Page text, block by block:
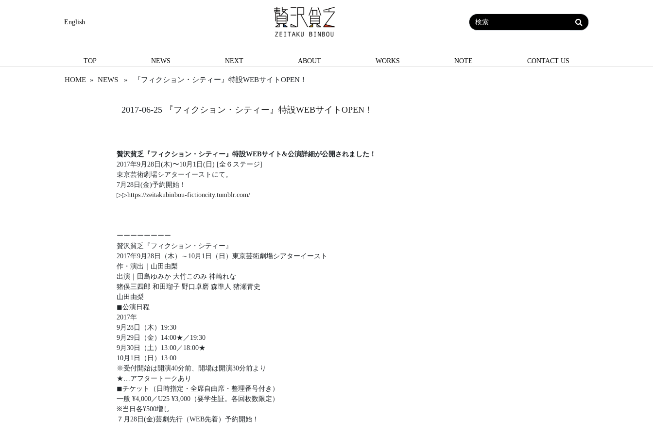
English
TOP NEWS NEXT ABOUT WORKS NOTE CONTACT US
HOME » NEWS » 『フィクション・シティー』特設WEBサイトOPEN！
2017-06-25 『フィクション・シティー』特設WEBサイトOPEN！
贅沢貧乏『フィクション・シティー』特設WEBサイト&公演詳細が公開されました！
2017年9月28日(木)〜10月1日(日) [全６ステージ]
東京芸術劇場シアターイーストにて。
7月28日(金)予約開始！
▷▷https://zeitakubinbou-fictioncity.tumblr.com/
ーーーーーーーー
贅沢貧乏『フィクション・シティー』
2017年9月28日（木）～10月1日（日）東京芸術劇場シアターイースト
作・演出｜山田由梨
出演｜田島ゆみか 大竹このみ 神崎れな
猪俣三四郎 和田瑠子 野口卓磨 森準人 猪瀬青史
山田由梨
◼公演日程
2017年
9月28日（木）19:30
9月29日（金）14:00★／19:30
9月30日（土）13:00／18:00★
10月1日（日）13:00
※受付開始は開演40分前、開場は開演30分前より
★…アフタートークあり
◼チケット（日時指定・全席自由席・整理番号付き）
一般 ¥4,000／U25 ¥3,000（要学生証。各回枚数限定）
※当日各¥500増し
７月28日(金)芸劇先行（WEB先着）予約開始！